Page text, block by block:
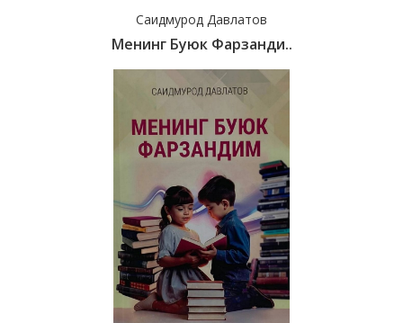
Саидмурод Давлатов
Менинг Буюк Фарзанди..